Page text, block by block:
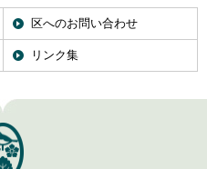
区へのお問い合わせ
リンク集